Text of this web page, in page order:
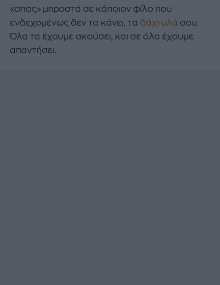
«σπας» μπροστά σε κάποιον φίλο που
ενδεχομένως δεν το κάνει, τα δάχτυλά σου.
Όλα τα έχουμε ακούσει, και σε όλα έχουμε
απαντήσει.